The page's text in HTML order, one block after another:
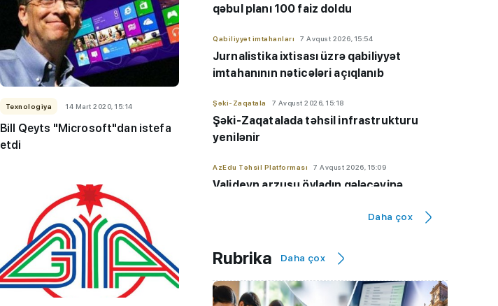
Texnologiya 14 Mart 2020, 15:14
Bill Qeyts "Microsoft"dan istefa
etdi
qəbul planı 100 faiz doldu
Qabiliyyət imtahanları 7 Avqust 2026, 15:54
Jurnalistika ixtisası üzrə qabiliyyət
imtahanının nəticələri açıqlanıb
Şəki-Zaqatala 7 Avqust 2026, 15:18
Şəki-Zaqatalada təhsil infrastrukturu
yenilənir
AzEdu Təhsil Platforması 7 Avqust 2026, 15:09
Valideyn arzusu övladın gələcəyinə
Alimlər süni intellektlə yeni viruslar
hazırlayıblar
Daha çox
Rubrika Daha çox